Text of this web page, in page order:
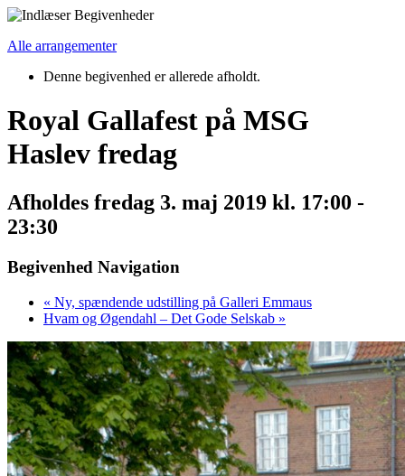
Alle arrangementer
Denne begivenhed er allerede afholdt.
Royal Gallafest på MSG
Haslev fredag
Afholdes fredag 3. maj 2019 kl. 17:00 -
23:30
Begivenhed Navigation
« Ny, spændende udstilling på Galleri Emmaus
Hvam og Øgendahl – Det Gode Selskab »